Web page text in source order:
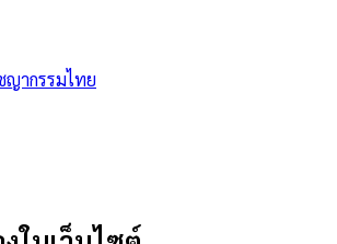
ญากรรมไทย